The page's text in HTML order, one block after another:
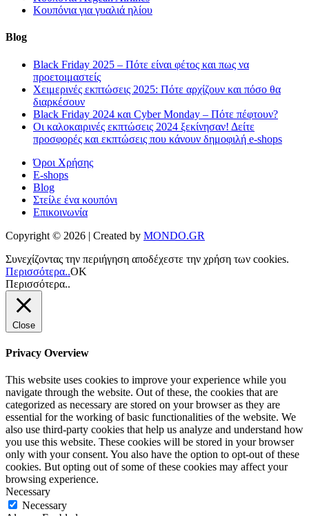
Κουπόνια για γυαλιά ηλίου
Blog
Black Friday 2025 – Πότε είναι φέτος και πως να
προετοιμαστείς
Χειμερινές εκπτώσεις 2025: Πότε αρχίζουν και πόσο θα
διαρκέσουν
Black Friday 2024 και Cyber Monday – Πότε πέφτουν?
Οι καλοκαιρινές εκπτώσεις 2024 ξεκίνησαν! Δείτε
προσφορές και εκπτώσεις που κάνουν δημοφιλή e-shops
Όροι Χρήσης
E-shops
Blog
Στείλε ένα κουπόνι
Επικοινωνία
Copyright © 2026 | Created by MONDO.GR
Συνεχίζοντας την περιήγηση αποδέχεστε την χρήση των cookies.
Περισσότερα..ΟΚ
Περισσότερα..
Close
Privacy Overview
This website uses cookies to improve your experience while you
navigate through the website. Out of these, the cookies that are
categorized as necessary are stored on your browser as they are
essential for the working of basic functionalities of the website. We
also use third-party cookies that help us analyze and understand how
you use this website. These cookies will be stored in your browser
only with your consent. You also have the option to opt-out of these
cookies. But opting out of some of these cookies may affect your
browsing experience.
Necessary
Necessary